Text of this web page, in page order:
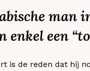
man
enkel een
is de reden dat hij